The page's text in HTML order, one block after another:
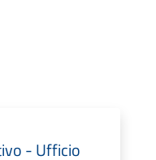
- Ufficio